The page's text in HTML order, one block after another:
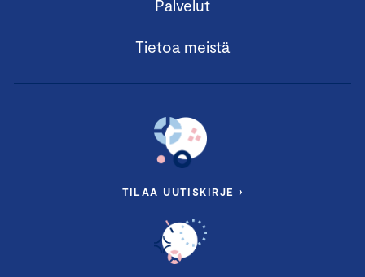
Palvelut
Tietoa meistä
TILAA UUTISKIRJE ›